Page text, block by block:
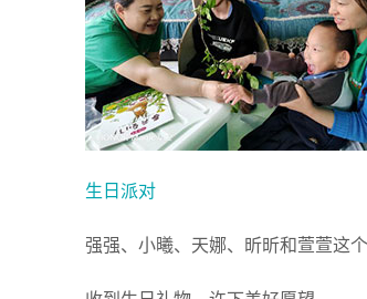
生日派对
强强、小曦、天娜、昕昕和萱萱这